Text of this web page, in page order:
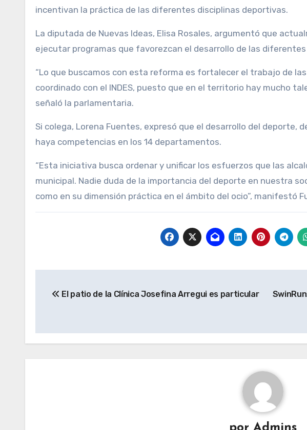
incentivan la práctica de las diferentes disciplinas deportivas.
La diputada de Nuevas Ideas, Elisa Rosales, argumentó que
ejecutar programas que favorezcan el desarrollo de las
“Lo que buscamos con esta reforma es fortalecer el trabajo de
coordinado con el INDES, puesto que en el territorio hay mucho
señaló la parlamentaria.
Si colega, Lorena Fuentes, expresó que el desarrollo del deporte,
haya competencias en los 14 departamentos.
“Esta iniciativa busca ordenar y unificar los esfuerzos que las
municipal. Nadie duda de la importancia del deporte en nuestra
como en su dimensión práctica en el ámbito del ocio”, manifestó
de
El patio de la Clínica Josefina Arregui es particular